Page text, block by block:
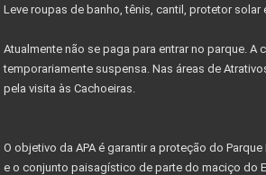
CIRCUITO DE CICLOTURISMO NA SERRA
Vetor Norte de BH é a bola da vez do
Listas de documentos para Compra de
Leve roupas de banho, tênis, cantil, protetor solar
Atualmente não se paga para entrar no parque. A
temporariamente suspensa. Nas áreas de
pela visita às Cachoeiras.
O objetivo da APA é garantir a proteção do
e o conjunto paisagístico de parte do maciço do